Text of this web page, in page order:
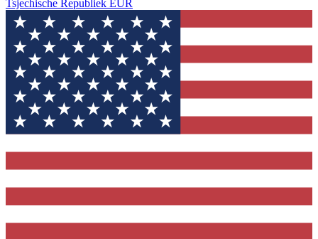
Tsjechische Republiek EUR